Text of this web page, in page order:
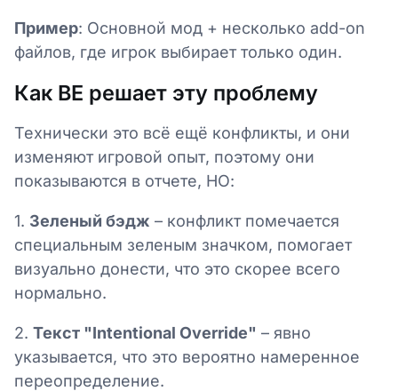
Пример: Основной мод + несколько add-on
файлов, где игрок выбирает только один.
Как BE решает эту проблему
Технически это всё ещё конфликты, и они
изменяют игровой опыт, поэтому они
показываются в отчете, НО:
1. Зеленый бэдж – конфликт помечается
специальным зеленым значком, помогает
визуально донести, что это скорее всего
нормально.
2. Текст "Intentional Override" – явно
указывается, что это вероятно намеренное
переопределение.